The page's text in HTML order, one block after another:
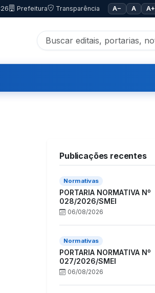
Prefeitura Transparência A− A A+
Publicações recentes
Normativas
PORTARIA NORMATIVA Nº
028/2026/SMEI
06/08/2026
Normativas
PORTARIA NORMATIVA Nº
027/2026/SMEI
06/08/2026